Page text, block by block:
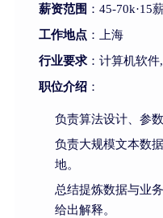
薪资范围 ：45-70k·15
工作地点：上海
行业要求：计算机软
职位介绍：
负责算法设计、参
负责大规模文本数
地。
总结提炼数据与业
给出解释。